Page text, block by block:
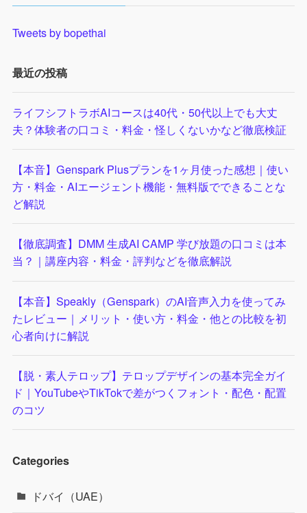
Tweets by bopethai
最近の投稿
ライフシフトラボAIコースは40代・50代以上でも大丈
夫？体験者の口コミ・料金・怪しくないかなど徹底検証
【本音】Genspark Plusプランを1ヶ月使った感想｜使い
方・料金・AIエージェント機能・無料版でできることな
ど解説
【徹底調査】DMM 生成AI CAMP 学び放題の口コミは本
当？｜講座内容・料金・評判などを徹底解説
【本音】Speakly（Genspark）のAI音声入力を使ってみ
たレビュー｜メリット・使い方・料金・他との比較を初
心者向けに解説
【脱・素人テロップ】テロップデザインの基本完全ガイ
ド｜YouTubeやTikTokで差がつくフォント・配色・配置
のコツ
Categories
ドバイ（UAE）